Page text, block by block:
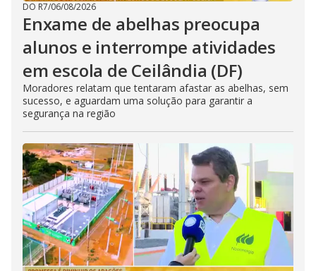
DO R7/06/08/2026
Enxame de abelhas preocupa
alunos e interrompe atividades
em escola de Ceilândia (DF)
Moradores relatam que tentaram afastar as abelhas, sem
sucesso, e aguardam uma solução para garantir a
segurança na região